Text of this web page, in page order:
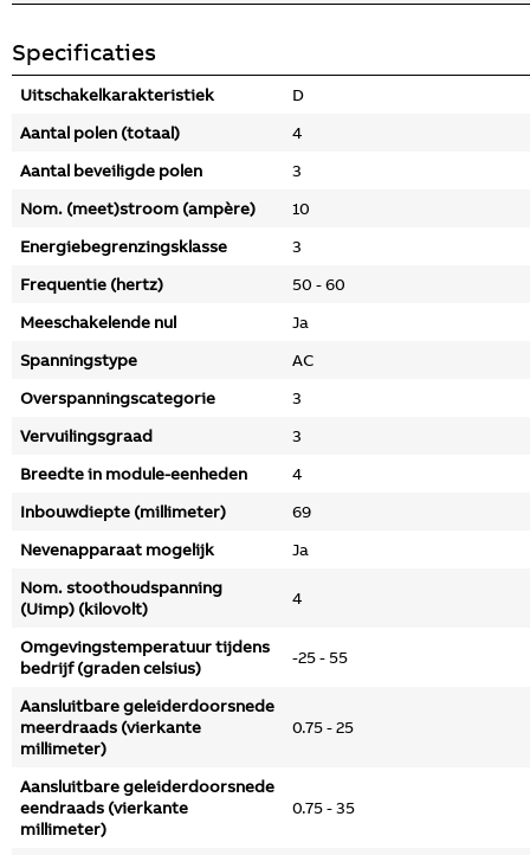
Specificaties
Uitschakelkarakteristiek
D
Aantal polen (totaal)
4
Aantal beveiligde polen
3
Nom. (meet)stroom (ampère)
10
Energiebegrenzingsklasse
3
Frequentie (hertz)
50 - 60
Meeschakelende nul
Ja
Spanningstype
AC
Overspanningscategorie
3
Vervuilingsgraad
3
Breedte in module-eenheden
4
Inbouwdiepte (millimeter)
69
Nevenapparaat mogelijk
Ja
Nom. stoothoudspanning
(Uimp) (kilovolt)
4
Omgevingstemperatuur tijdens
bedrijf (graden celsius)
-25 - 55
Aansluitbare geleiderdoorsnede
meerdraads (vierkante
millimeter)
0.75 - 25
Aansluitbare geleiderdoorsnede
eendraads (vierkante
millimeter)
0.75 - 35